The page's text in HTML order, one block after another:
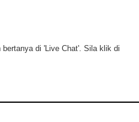
di 'Live Chat'. Sila klik di